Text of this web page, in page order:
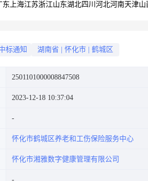
东 上海江苏浙江山东湖北四川 河北河南天津山
标通知 湖南省 怀化市 鹤城区
2501101000008847508
2023-12-18 10:37:04
怀化市鹤城区养老和工伤保险服务中心
怀化市湘雅数字健康管理有限公司